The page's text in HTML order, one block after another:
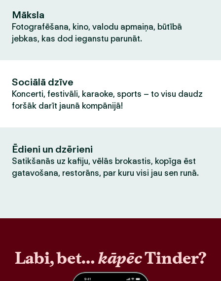
Māksla
Fotografēšana, kino, valodu apmaiņa, būtībā
jebkas, kas dod ieganstu parunāt.
Sociālā dzīve
Koncerti, festivāli, karaoke, sports – to visu daudz
foršāk darīt jaunā kompānijā!
Ēdieni un dzērieni
Satikšanās uz kafiju, vēlās brokastis, kopīga ēst
gatavošana, restorāns, par kuru visi jau sen runā.
Labi, bet…kāpēcTinder?